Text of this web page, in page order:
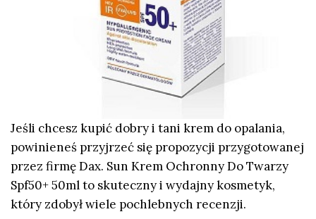
Jeśli chcesz kupić dobry i tani krem do opalania,
powinieneś przyjrzeć się propozycji przygotowanej
przez firmę Dax. Sun Krem Ochronny Do Twarzy
Spf50+ 50ml to skuteczny i wydajny kosmetyk,
który zdobył wiele pochlebnych recenzji.